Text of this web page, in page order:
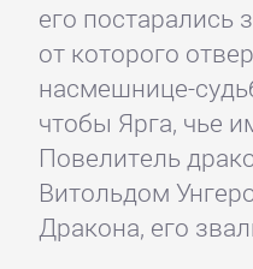
его постарались
от которого
насмешнице-
чтобы Ярга, чье
Повелитель
Витольдом
Дракона, его